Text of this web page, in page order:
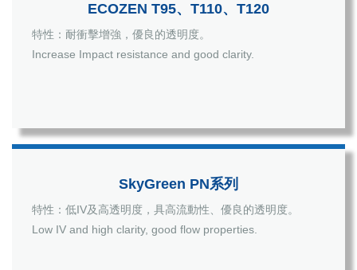
ECOZEN T95、T110、T120
特性：耐衝擊增強，優良的透明度。
Increase Impact resistance and good clarity.
SkyGreen PN系列
特性：低IV及高透明度，具高流動性、優良的透明度。
Low IV and high clarity, good flow properties.